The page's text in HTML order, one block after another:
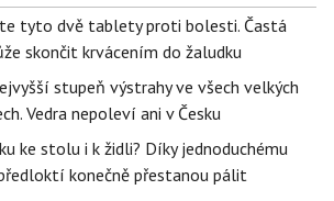
tyto dvě tablety proti bolesti. Častá
skončit krvácením do žaludku
stupeň výstrahy ve všech velkých
Vedra nepoleví ani v Česku
ke stolu i k židli? Díky jednoduchému
konečně přestanou pálit